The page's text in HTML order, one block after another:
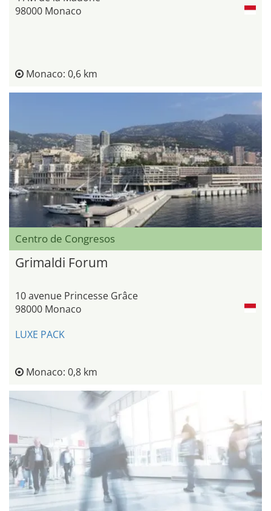
98000 Monaco
Monaco: 0,6 km
Centro de Congresos
Grimaldi Forum
10 avenue Princesse Grâce
98000 Monaco
LUXE PACK
Monaco: 0,8 km